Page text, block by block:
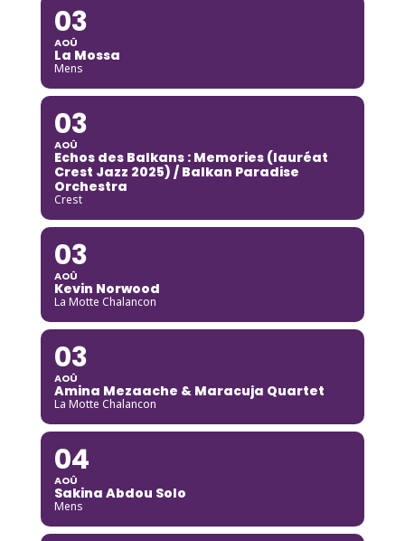
03
AOÛ
La Mossa
Mens
03
AOÛ
Echos des Balkans : Memories (lauréat
Crest Jazz 2025) / Balkan Paradise
Orchestra
Crest
03
AOÛ
Kevin Norwood
La Motte Chalancon
03
AOÛ
Amina Mezaache & Maracuja Quartet
La Motte Chalancon
04
AOÛ
Sakina Abdou Solo
Mens